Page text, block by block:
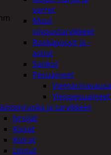
varret
Muut
siivoustarvikkeet
Roskapussit ja -
astiat
Sankot
Pesuaineet
Yleispesuaineet
ja tarvikkeet
Jyrsijät
Kissat
Koirat
Linnut